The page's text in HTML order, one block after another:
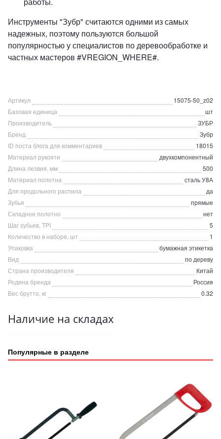
Инструменты "Зубр" считаются одними из самых
надежных, поэтому пользуются большой
популярностью у специалистов по деревообработке и
частных мастеров #VREGION_WHERE#.
Артикул
15075-50_z02
Базовая единица
шт
Производитель
ЗУБР
Бренд
Зубр
ID поста блога для комментариев
18015
Материал рукояти
двухкомпонентный
Длина лезвия, мм
500
Материал полотна
сталь У8А
Для продольного распила
да
Зубья
прямые
Складное полотно
нет
Шаг зубьев, TPI
5
Количество в наборе, шт
1
Упаковка
бумажная этикетка
Вид
по дереву
Страна производителя
Китай
Родина бренда
Россия
Вес брутто, кг
0.32
Наличие на складах
Популярные в разделе